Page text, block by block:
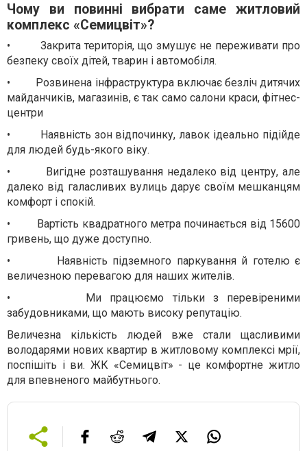
Чому ви повинні вибрати саме житловий
комплекс «Семицвіт»?
•Закрита територія, що змушує не переживати про
безпеку своїх дітей, тварин і автомобіля.
• Розвинена інфраструктура включає безліч дитячих
майданчиків, магазинів, є так само салони краси, фітнес-
центри
• Наявність зон відпочинку, лавок ідеально підійде
для людей будь-якого віку.
• Вигідне розташування недалеко від центру, але
далеко від галасливих вулиць дарує своїм мешканцям
комфорт і спокій.
• Вартість квадратного метра починається від 15600
гривень, що дуже доступно.
• Наявність підземного паркування й готелю є
величезною перевагою для наших жителів.
• Ми працюємо тільки з перевіреними
забудовниками, що мають високу репутацію.
Величезна кількість людей вже стали щасливими
володарями нових квартир в житловому комплексі мрії,
поспішіть і ви. ЖК «Семицвіт» - це комфортне житло
для впевненого майбутнього.